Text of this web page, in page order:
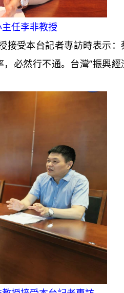
任李非教授
受本台記者專訪時表示：
必然行不通。台灣”振興經